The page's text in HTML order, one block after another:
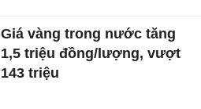
Giá vàng trong nước tăng
1,5 triệu đồng/lượng, vượt
143 triệu